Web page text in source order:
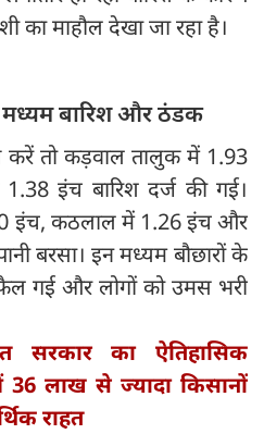
का माहौल देखा जा रहा है।
बारिश और ठंडक
करें तो कड़वाल तालुक में 1.93
इंच बारिश दर्ज की गई।
इंच, कठलाल में 1.26 इंच और
बरसा। इन मध्यम बौछारों के
गई और लोगों को उमस भरी
सरकार का ऐतिहासिक
लाख से ज्‍यादा किसानों
राहत